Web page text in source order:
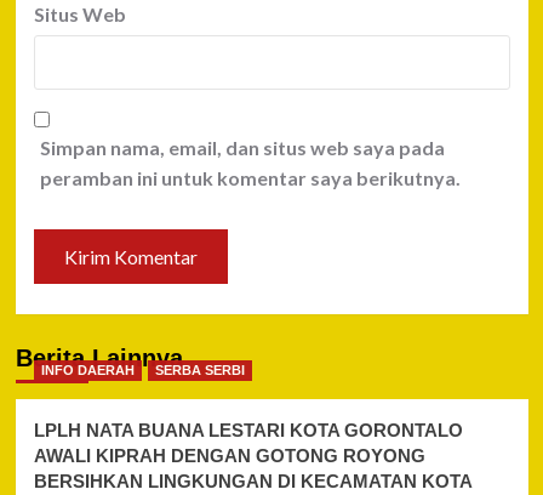
Situs Web
Simpan nama, email, dan situs web saya pada
peramban ini untuk komentar saya berikutnya.
Berita Lainnya
INFO DAERAH SERBA SERBI
LPLH NATA BUANA LESTARI KOTA GORONTALO
AWALI KIPRAH DENGAN GOTONG ROYONG
BERSIHKAN LINGKUNGAN DI KECAMATAN KOTA